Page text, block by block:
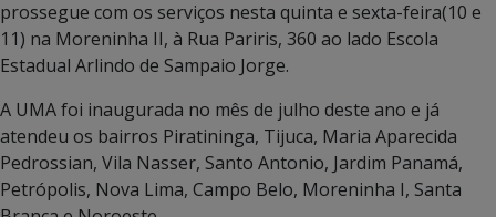
prossegue com os serviços nesta quinta e sexta-feira(10 e
11) na Moreninha II, à Rua Pariris, 360 ao lado Escola
Estadual Arlindo de Sampaio Jorge.
A UMA foi inaugurada no mês de julho deste ano e já
atendeu os bairros Piratininga, Tijuca, Maria Aparecida
Pedrossian, Vila Nasser, Santo Antonio, Jardim Panamá,
Petrópolis, Nova Lima, Campo Belo, Moreninha I, Santa